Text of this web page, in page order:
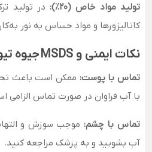
تولید مواد خاص (20٪):
در تولید
کاتالیزورها و مواد حساس به نور
نکات ایمنی و MSDS جیوه تیوسیانات
تماس با پوست: ممکن است باعث
با آب فراوان در صورت تماس الزامی
تماس با چشم:موجب سوزش و
آب بشویید و به پزشک مراجعه کنید.